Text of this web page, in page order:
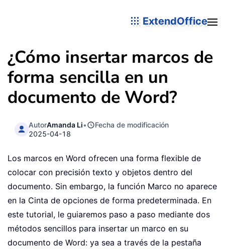
ExtendOffice
¿Cómo insertar marcos de
forma sencilla en un
documento de Word?
AutorAmanda Li•
Fecha de modificación
2025-04-18
Los marcos en Word ofrecen una forma flexible de
colocar con precisión texto y objetos dentro del
documento. Sin embargo, la función Marco no aparece
en la Cinta de opciones de forma predeterminada. En
este tutorial, le guiaremos paso a paso mediante dos
métodos sencillos para insertar un marco en su
documento de Word: ya sea a través de la pestaña